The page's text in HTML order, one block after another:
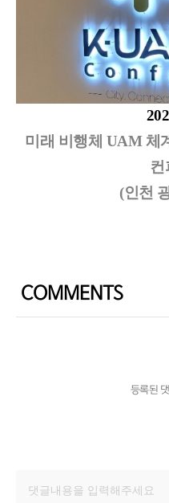
미래 비행체 UAM 체
컨
(인천
COMMENTS
등록된